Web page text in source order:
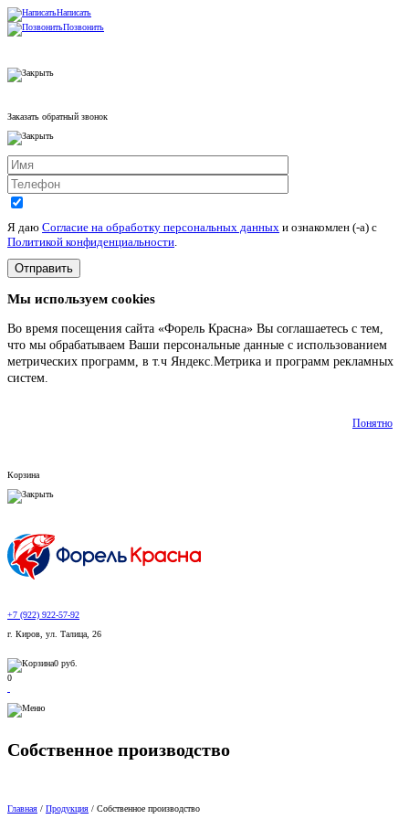
Написать
Позвонить
Заказать обратный звонок
Я даю Согласие на обработку персональных данных и ознакомлен (-а) c
Политикой конфиденциальности.
Мы используем cookies
Во время посещения сайта «Форель Красна» Вы соглашаетесь с тем,
что мы обрабатываем Ваши персональные данные с использованием
метрических программ, в т.ч Яндекс.Метрика и программ рекламных
систем.
Понятно
Корзина
+7 (922) 922-57-92
г. Киров, ул. Талица, 26
0 руб.
0
Собственное производство
Главная / Продукция / Собственное производство